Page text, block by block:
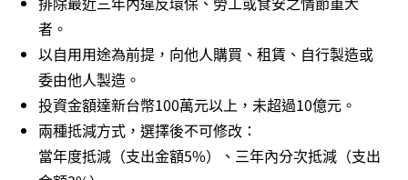
者。
以自用用途為前提，向他人購買、租賃、自行製造或
委由他人製造。
投資金額達新台幣100萬元以上，未超過10億元。
兩種抵減方式，選擇後不可修改：
當年度抵減（支出金額5%）、三年內分次抵減（支出